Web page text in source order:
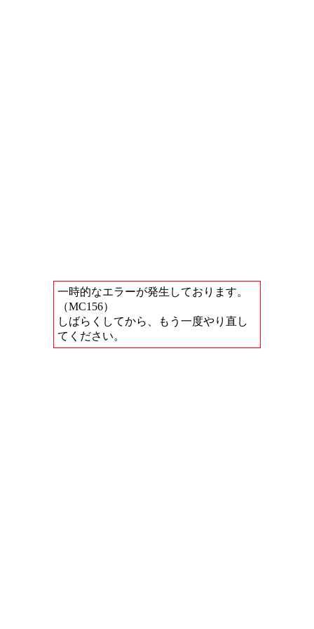
一時的なエラーが発生しております。
（MC156）
しばらくしてから、もう一度やり直し
てください。